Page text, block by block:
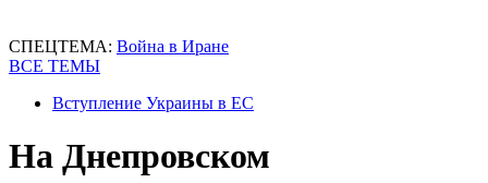
СПЕЦТЕМА: Война в Иране
ВСЕ ТЕМЫ
Вступление Украины в ЕС
На Днепровском